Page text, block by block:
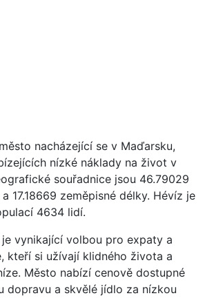
nacházející se v Maďarsku,
nízké náklady na život v
souřadnice jsou 46.79029
17.18669 zeměpisné délky. Hévíz je
4634 lidí.
vynikající volbou pro expaty a
kteří si užívají klidného života a
Město nabízí cenově dostupné
dopravu a skvělé jídlo za nízkou